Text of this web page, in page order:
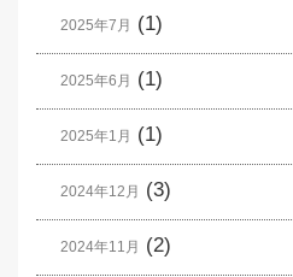
2025年7月 (1)
2025年6月 (1)
2025年1月 (1)
2024年12月 (3)
2024年11月 (2)